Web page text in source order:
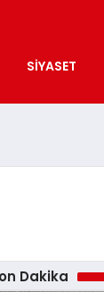
SIYASET
Dakika